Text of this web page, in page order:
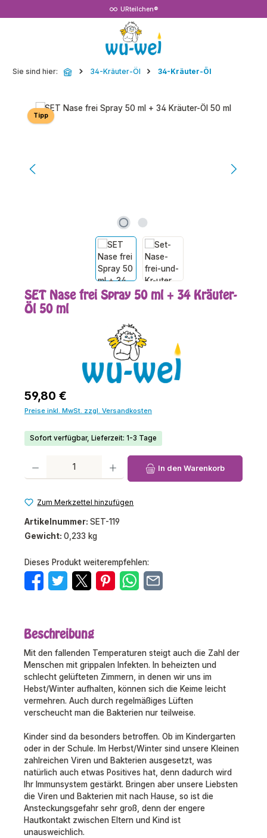
URteilchen®
Sie sind hier: 34-Kräuter-Öl 34-Kräuter-Öl
Bildergalerie überspringen
Tipp
SET Nase frei Spray 50 ml + 34 Kräuter-
Öl 50 ml
Regulärer Preis:
59,80 €
Preise inkl. MwSt. zzgl. Versandkosten
Sofort verfügbar, Lieferzeit: 1-3 Tage
Produkt Anzahl: Gib den gewünschten Wert ein oder benutze die
In den Warenkorb
Zum Merkzettel hinzufügen
Artikelnummer: SET-119
Gewicht: 0,233 kg
Dieses Produkt weiterempfehlen:
Beschreibung
Mit den fallenden Temperaturen steigt auch die Zahl der
Menschen mit grippalen Infekten. In beheizten und
schlecht gelüfteten Zimmern, in denen wir uns im
Hebst/Winter aufhalten, können sich die Keime leicht
vermehren. Auch durch regelmäßiges Lüften
verscheucht man die Bakterien nur teilweise.
Kinder sind da besonders betroffen. Ob im Kindergarten
oder in der Schule. Im Herbst/Winter sind unsere Kleinen
zahlreichen Viren und Bakterien ausgesetzt, was
natürlich auch etwas Positives hat, denn dadurch wird
Ihr Immunsystem gestärkt. Bringen aber unsere Liebsten
die Viren und Bakterien mit nach Hause, so ist die
Ansteckungsgefahr sehr groß, denn der engere
Hautkontakt zwischen Eltern und Kind ist
unausweichlich.